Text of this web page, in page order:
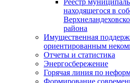
Реестр
находящегося в
района
Имущественная
ориентированным
Отчеты и статистика
Энергосбережение
Горячая линия по
Формирование